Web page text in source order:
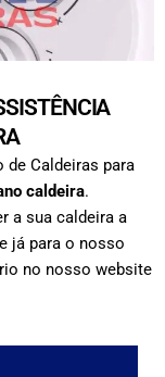
de Caldeiras para
caldeira.
a sua caldeira a
já para o nosso
no nosso website